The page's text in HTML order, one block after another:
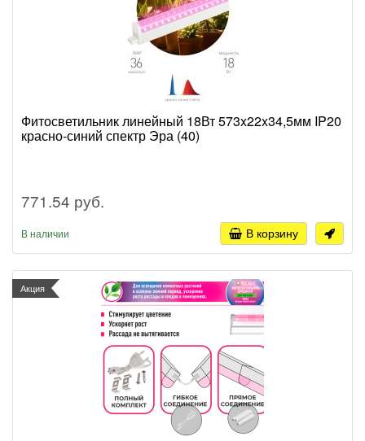
Фитосветильник линейный 18Вт 573x22x34,5мм IP20
красно-синий спектр Эра (40)
771.54 руб.
В наличии В корзину
Акция